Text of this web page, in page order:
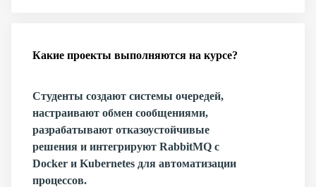
Какие проекты выполняются на курсе?
Студенты создают системы очередей,
настраивают обмен сообщениями,
разрабатывают отказоустойчивые
решения и интегрируют RabbitMQ с
Docker и Kubernetes для автоматизации
процессов.